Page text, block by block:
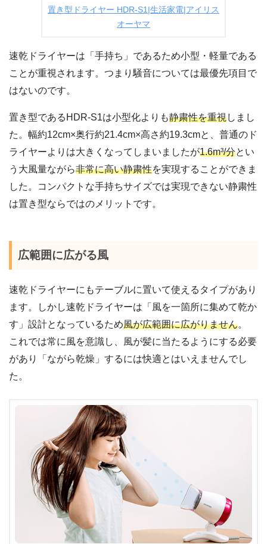
置き型ドライヤー HDR-S1|生活家電|アイリス
オーヤマ
速乾ドライヤーは「手持ち」であるため小型・軽量である
ことが重視されます。つまり騒音については最優先項目で
はないのです。
置き型であるHDR-S1は小型化よりも静粛性を重視しまし
た。幅約12cm×奥行約21.4cm×高さ約19.3cmと、普通のド
ライヤーよりは大きくなってしまいましたが1.6m³/分とい
う大風量ながら非常に高い静粛性を実現することができま
した。コンパクトな手持ちサイズでは実現できない静粛性
は置き型ならではのメリットです。
広範囲に広がる風
速乾ドライヤーにもテーブルに置いて使えるタイプがあり
ます。しかし速乾ドライヤーは「風を一箇所に集めて乾か
す」設計となっているため風が広範囲に広がりません。
これでは常に風を意識し、風が髪に当たるようにする必要
があり「ながら乾燥」するには快適とはいえませんでし
た。